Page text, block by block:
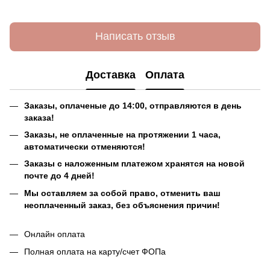
Написать отзыв
Доставка Оплата
Заказы, оплаченые до 14:00, отправляются в день
заказа!
Заказы, не оплаченные на протяжении 1 часа,
автоматически отменяются!
Заказы с наложенным платежом хранятся на новой
почте до 4 дней!
Мы оставляем за собой право, отменить ваш
неоплаченный заказ, без объяснения причин!
Онлайн оплата
Полная оплата на карту/счет ФОПа